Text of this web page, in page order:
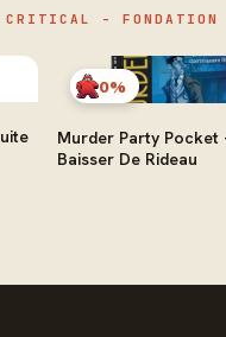
- FONDATION
0%
Murder Party Pocket
Baisser De Rideau